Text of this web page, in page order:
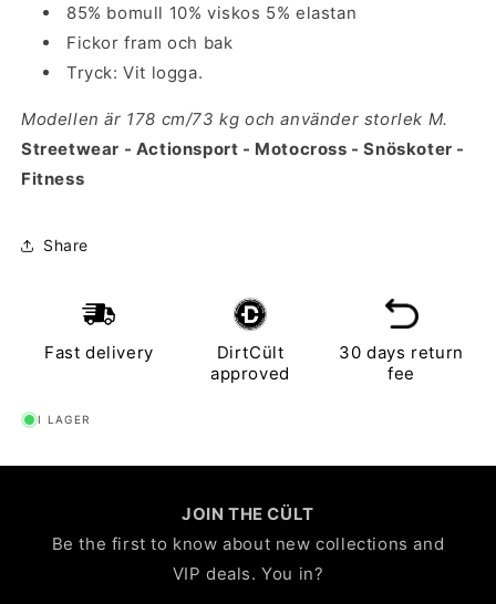
85% bomull 10% viskos 5% elastan
Fickor fram och bak
Tryck: Vit logga.
Modellen är 178 cm/73 kg och använder storlek M.
Streetwear - Actionsport - Motocross - Snöskoter -
Fitness
Share
Fast delivery
DirtCült
approved
30 days return
fee
I LAGER
JOIN THE CÜLT
Be the first to know about new collections and
VIP deals. You in?